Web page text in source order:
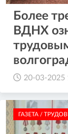
Более
ВДНХ
20-03-2025
ГАЗЕТА /